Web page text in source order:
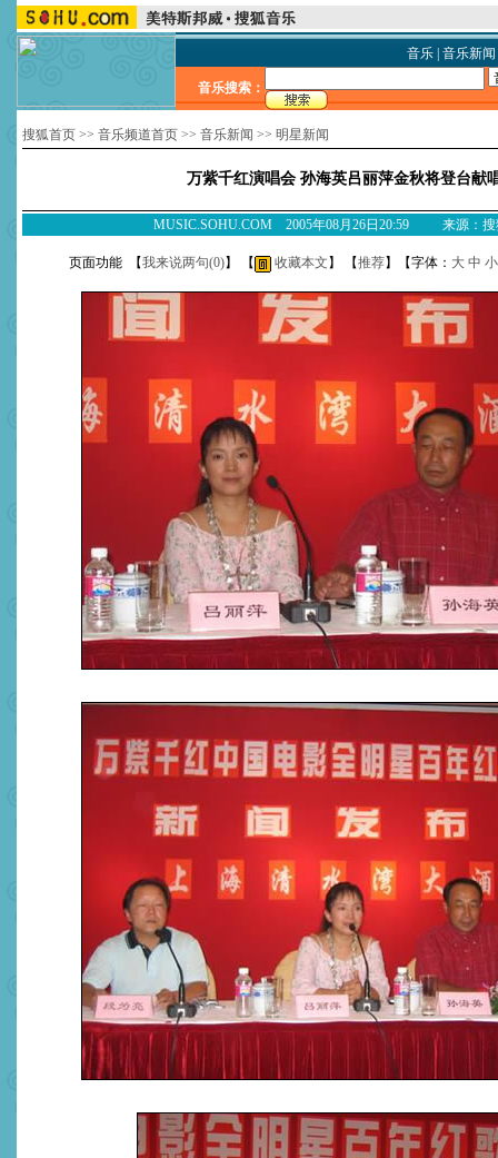
音乐| 音乐新闻
音乐搜索：
搜狐首页 >> 音乐频道首页 >> 音乐新闻 >> 明星新闻
万紫千红演唱会 孙海英吕丽萍金秋将登台献
MUSIC.SOHU.COM 2005年08月26日20:59 来源：搜
页面功能 【我来说两句(0)】 【 收藏本文 】 【推荐】【字体： 大 中 小